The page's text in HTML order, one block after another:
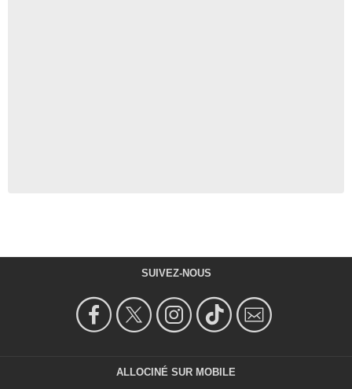
SUIVEZ-NOUS
ALLOCINÉ SUR MOBILE